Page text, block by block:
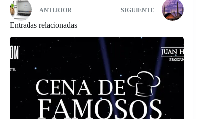
ANTERIOR SIGUIENTE
Entradas relacionadas